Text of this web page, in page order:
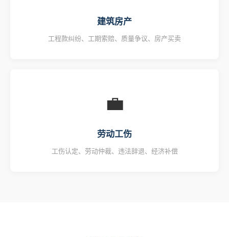
建筑房产
工程款纠纷、工期索赔、质量争议、房产买卖
💼
劳动工伤
工伤认定、劳动仲裁、违法辞退、经济补偿